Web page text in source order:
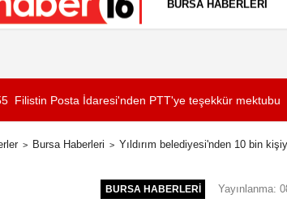
İletişim Gizlilik İlkeleri
BURSA HABERLERI
Trafikte tartıştığı sürücüyü darbedip, testereyle
Bursa Haberleri Yıldırım belediyesi'nden 10 bin
BURSA HABERLERI Yayınlanma: